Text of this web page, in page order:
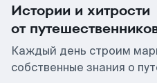
Истории и хитрости
от
Каждый день строим
собственные знания о